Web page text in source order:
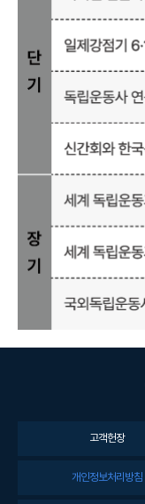
고객헌장
개인정보처리방침